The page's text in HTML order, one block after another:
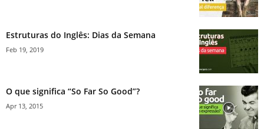
Estruturas do Inglês: Dias da Semana
Feb 19, 2019
O que significa “So Far So Good”?
Apr 13, 2015